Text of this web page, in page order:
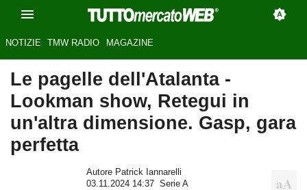
NOTIZIE TMW RADIO MAGAZINE
Le pagelle dell'Atalanta -
Lookman show, Retegui in
un'altra dimensione. Gasp, gara
perfetta
Autore Patrick Iannarelli
03.11.2024 14:37
Serie A